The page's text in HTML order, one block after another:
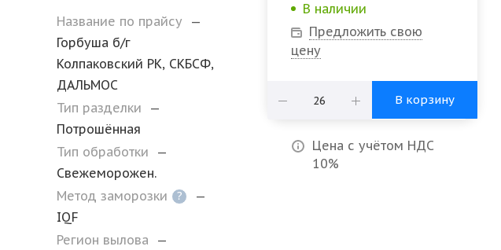
Название по прайсу
—
Горбуша б/г
Колпаковский РК, СКБСФ,
ДАЛЬМОС
Тип разделки
—
Потрошённая
Тип обработки
—
Свежеморожен.
Метод заморозки
?
—
IQF
Регион вылова
—
В наличии
Предложить свою
цену
В корзину
Цена с учётом НДС
10%